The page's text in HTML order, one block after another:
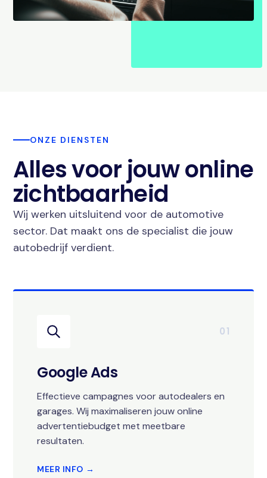
ONZE DIENSTEN
Alles voor jouw online
zichtbaarheid
Wij werken uitsluitend voor de automotive
sector. Dat maakt ons de specialist die jouw
autobedrijf verdient.
01
Google Ads
Effectieve campagnes voor autodealers en
garages. Wij maximaliseren jouw online
advertentiebudget met meetbare
resultaten.
MEER INFO →